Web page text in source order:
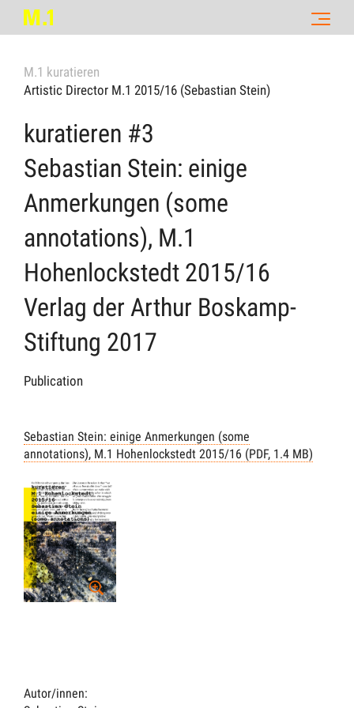
M.1 kuratieren
Artistic Director M.1 2015/16 (Sebastian Stein)
kuratieren #3
Sebastian Stein: einige
Anmerkungen (some
annotations), M.1
Hohenlockstedt 2015/16
Verlag der Arthur Boskamp-
Stiftung 2017
Publication
Sebastian Stein: einige Anmerkungen (some
annotations), M.1 Hohenlockstedt 2015/16 (PDF, 1.4 MB)
Autor/innen: